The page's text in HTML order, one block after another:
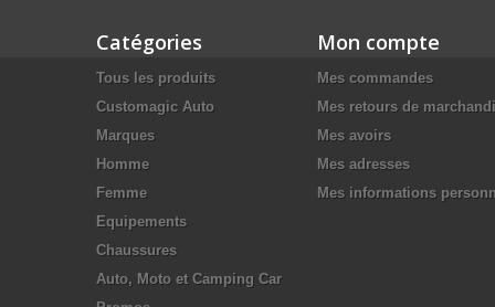
Catégories
Tous les produits
Customagic Auto
Marques
Homme
Femme
Equipements
Chaussures
Auto, Moto et Camping Car
Mon compte
Mes commandes
Mes retours de
Mes avoirs
Mes adresses
Mes informations